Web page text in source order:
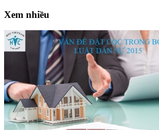
Xem nhiều